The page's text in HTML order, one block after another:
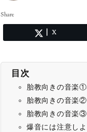
Share
X
目次
胎教向きの音楽①
胎教向きの音楽②
胎教向きの音楽
爆音には注意しよ